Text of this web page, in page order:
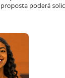
proposta poderá